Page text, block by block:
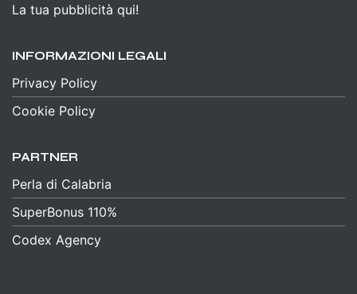
La tua pubblicità qui!
INFORMAZIONI LEGALI
Privacy Policy
Cookie Policy
PARTNER
Perla di Calabria
SuperBonus 110%
Codex Agency